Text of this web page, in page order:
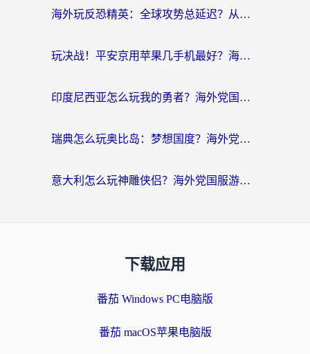
海外玩反恐精英：全球攻势总延迟？从瑞典玩神武4到外国玩黎明觉醒，选对加速器才是关键！
玩决战！平安京用苹果几手机最好？海外党必看的设备+加速器双攻略
印度尼西亚怎么玩我的勇者？海外党国服游戏加速避坑指南（附实况五行师解决方案）
瑞典怎么玩奥比岛：梦想国度？海外党亲测有效的国服游戏加速全攻略
意大利怎么玩神雕侠侣？海外党国服游戏加速终极指南（附欧洲玩王者王国保卫战4不卡技巧）
下载应用
番茄 Windows PC电脑版
番茄 macOS苹果电脑版